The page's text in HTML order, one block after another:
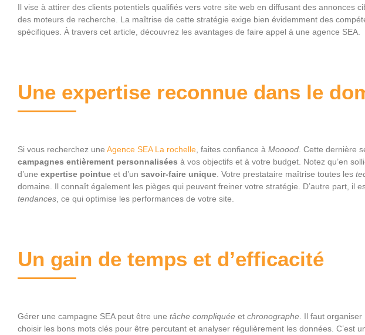
Il vise à attirer des clients potentiels qualifiés vers votre site web en diffusant des annonces
des moteurs de recherche. La maîtrise de cette stratégie exige bien évidemment des
spécifiques. À travers cet article, découvrez les avantages de faire appel à une agence SEA.
Une expertise reconnue dans le
Si vous recherchez une Agence SEA La rochelle , faites confiance à Mooood . Cette dernière
campagnes entièrement personnalisées à vos objectifs et à votre budget. Notez qu’en
d’une expertise pointue et d’un savoir-faire unique . Votre prestataire maîtrise toutes les
domaine. Il connaît également les pièges qui peuvent freiner votre stratégie. D’autre part, il
tendances , ce qui optimise les performances de votre site.
Un gain de temps et d’efficacité
Gérer une campagne SEA peut être une tâche compliquée et chronographe . Il faut
choisir les bons mots clés pour être percutant et analyser régulièrement les données. C’est